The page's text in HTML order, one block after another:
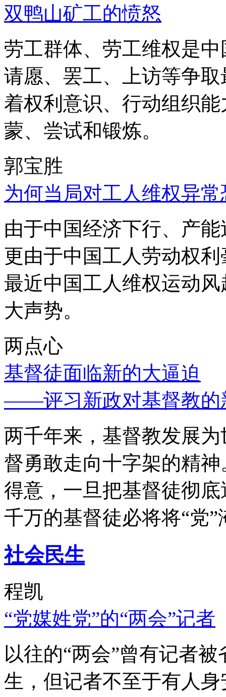
双鸭山矿工的愤怒
劳工群体、劳工维权是
请愿、罢工、上访等争
着权利意识、行动组织
蒙、尝试和锻炼。
郭宝胜
为何当局对工人维权异
由于中国经济下行、产
更由于中国工人劳动权
最近中国工人维权运动
大声势。
两点心
基督徒面临新的大逼迫
——评习新政对基督教的
两千年来，基督教发展
督勇敢走向十字架的精
得意，一旦把基督徒彻
千万的基督徒必将将“党”
社会民生
程凯
“党媒姓党”的“两会”记者
以往的“两会”曾有记者
生，但记者不至于有人